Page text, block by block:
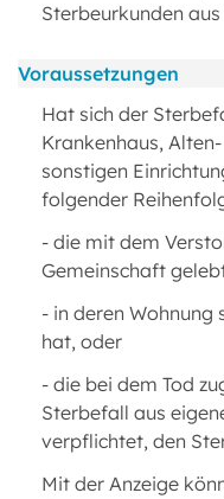
Sterbeurkunden
Voraussetzungen
Hat sich der
Krankenhaus,
sonstigen
folgender
- die mit dem
Gemeinschaft
- in deren
hat, oder
- die bei dem Tod
Sterbefall aus
verpflichtet, den
Mit der Anzeige